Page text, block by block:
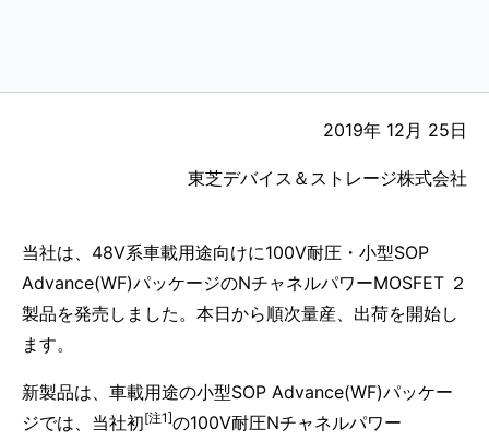
2019年 12月 25日
東芝デバイス＆ストレージ株式会社
当社は、48V系車載用途向けに100V耐圧・小型SOP
Advance(WF)パッケージのNチャネルパワーMOSFET ２
製品を発売しました。本日から順次量産、出荷を開始し
ます。
新製品は、車載用途の小型SOP Advance(WF)パッケー
ジでは、当社初[注1]の100V耐圧Nチャネルパワー